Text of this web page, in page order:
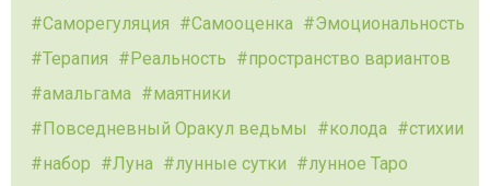
Саморегуляция
Самооценка
Эмоциональность
Терапия
Реальность
пространство вариантов
амальгама
маятники
Повседневный Оракул ведьмы
колода
стихии
набор
Луна лунные сутки
лунное Таро